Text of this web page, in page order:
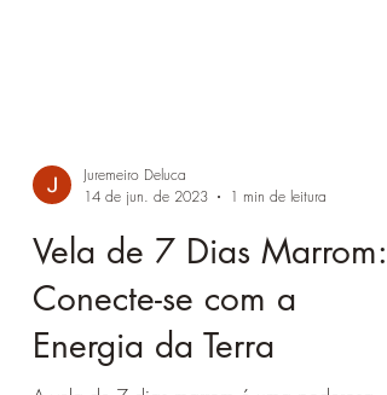
Juremeiro Deluca
14 de jun. de 2023
1 min de leitura
Vela de 7 Dias Marrom:
Conecte-se com a